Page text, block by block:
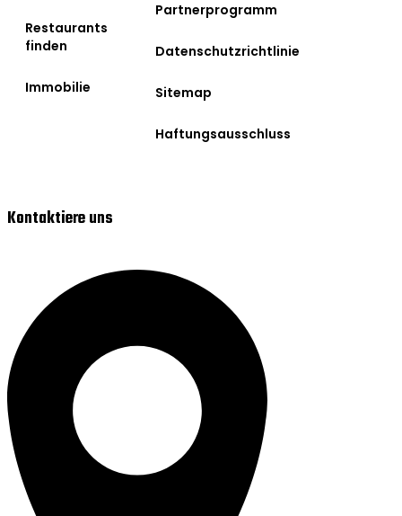
Restaurants
finden
Immobilie
Partnerprogramm
Datenschutzrichtlinie
Sitemap
Haftungsausschluss
Kontaktiere uns